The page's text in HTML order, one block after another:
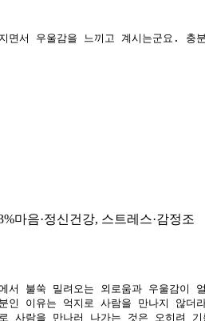
면서 우울감을 느끼고 계시는군요.
마음·정신건강, 스트레스·감정조
서 불쑥 밀려오는 외로움과 우울감이
인 이유는 억지로 사람을 만나지 않
사람을 만나러 나가는 것은 오히려